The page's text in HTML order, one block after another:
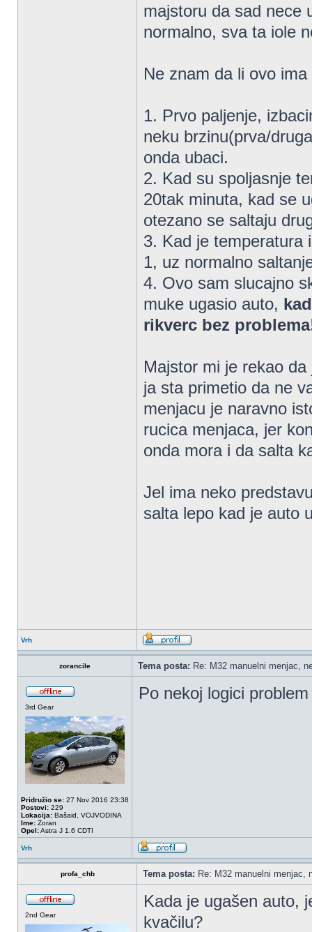
majstoru da sad nece
normalno, sva ta iole
Ne znam da li ovo
1. Prvo paljenje,
neku brzinu(prva/
onda ubaci.
2. Kad su spoljasnje
20tak minuta, kad se
otezano se saltaju
3. Kad je temperatura
1, uz normalno
4. Ovo sam slucajno
muke ugasio auto,
rikverc bez
Majstor mi je rekao
ja sta primetio da ne
menjacu je naravno
rucica menjaca, jer
onda mora i da salta
Jel ima neko
salta lepo kad je auto
Vrh
zorancile Tema posta: Re: M32 manuelni menjac,
3rd Gear
Pridružio se: 27 Nov 2016 23:38
Postovi: 229
Lokacija: Bašaid, VOJVODINA
Ime: Zoran
Opel:Astra J 1.6 CDTI
Po nekoj logici
Vrh
profa_chb Tema posta: Re: M32 manuelni menjac,
2nd Gear
Kada je ugašen auto,
kvačilu?